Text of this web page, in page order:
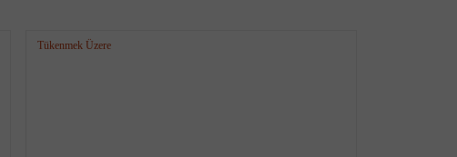
Tükenmek Üzere